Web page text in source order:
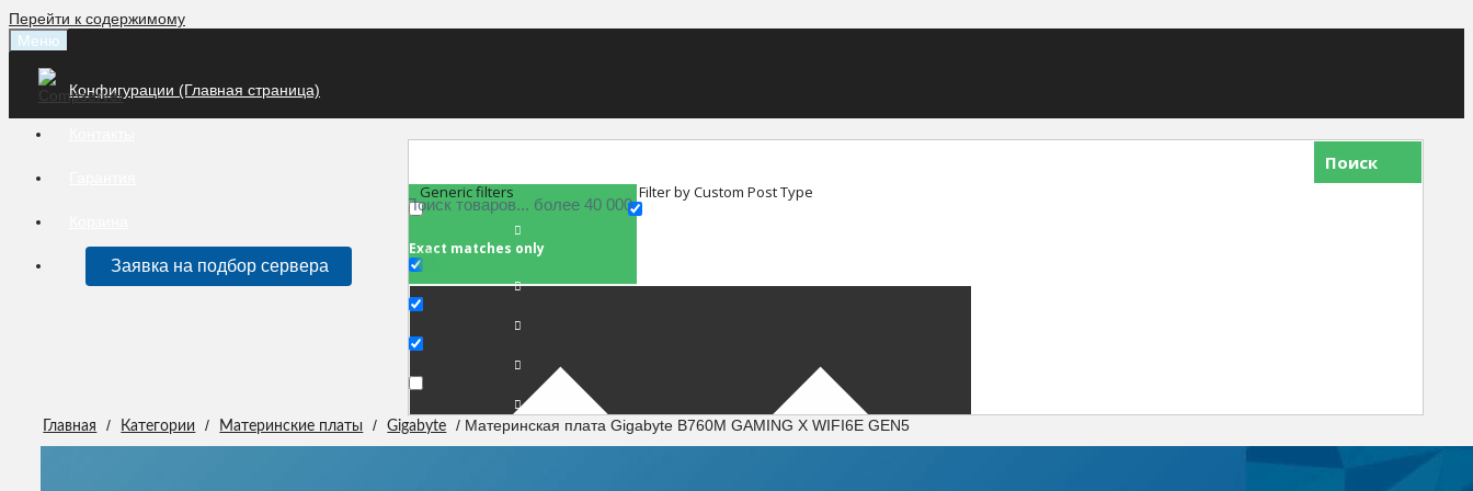
Перейти к содержимому
Меню
Конфигурации (Главная страница)
Заявка на подбор сервера
Поиск
Generic filters
Exact matches only
Filter by Custom Post Type
Главная / Категории / Материнские платы / Gigabyte / Материнская плата Gigabyte B760M GAMING X WIFI6E GEN5